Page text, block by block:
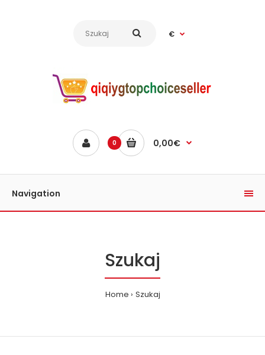
€
0 0,00€
Navigation
Szukaj
Home Szukaj